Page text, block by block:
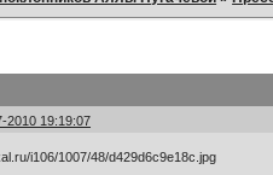
2010 19:19:07